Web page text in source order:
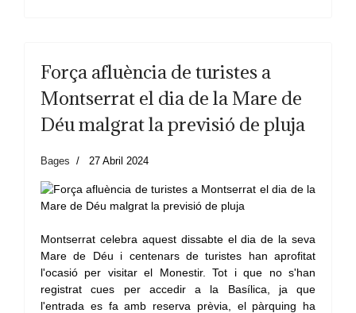
Força afluència de turistes a
Montserrat el dia de la Mare de
Déu malgrat la previsió de pluja
Bages 27 Abril 2024
Montserrat celebra aquest dissabte el dia de la seva
Mare de Déu i centenars de turistes han aprofitat
l'ocasió per visitar el Monestir. Tot i que no s'han
registrat cues per accedir a la Basílica, ja que
l'entrada es fa amb reserva prèvia, el pàrquing ha